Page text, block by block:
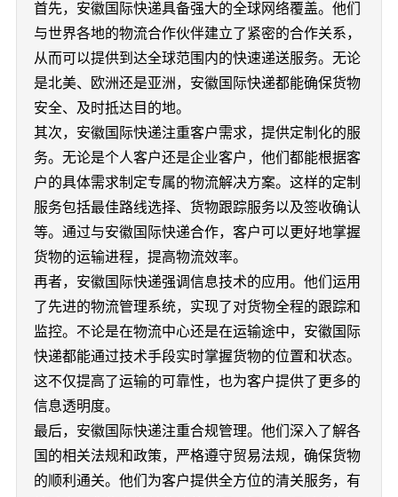
首先，安徽国际快递具备强大的全球网络覆盖。他们
与世界各地的物流合作伙伴建立了紧密的合作关系，
从而可以提供到达全球范围内的快速递送服务。无论
是北美、欧洲还是亚洲，安徽国际快递都能确保货物
安全、及时抵达目的地。
其次，安徽国际快递注重客户需求，提供定制化的服
务。无论是个人客户还是企业客户，他们都能根据客
户的具体需求制定专属的物流解决方案。这样的定制
服务包括最佳路线选择、货物跟踪服务以及签收确认
等。通过与安徽国际快递合作，客户可以更好地掌握
货物的运输进程，提高物流效率。
再者，安徽国际快递强调信息技术的应用。他们运用
了先进的物流管理系统，实现了对货物全程的跟踪和
监控。不论是在物流中心还是在运输途中，安徽国际
快递都能通过技术手段实时掌握货物的位置和状态。
这不仅提高了运输的可靠性，也为客户提供了更多的
信息透明度。
最后，安徽国际快递注重合规管理。他们深入了解各
国的相关法规和政策，严格遵守贸易法规，确保货物
的顺利通关。他们为客户提供全方位的清关服务，有